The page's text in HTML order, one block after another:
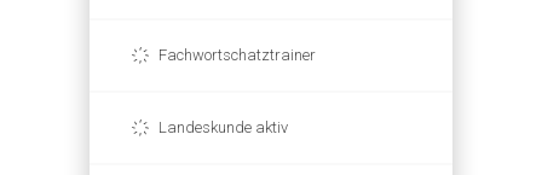
Fachwortschatztrainer
Landeskunde aktiv